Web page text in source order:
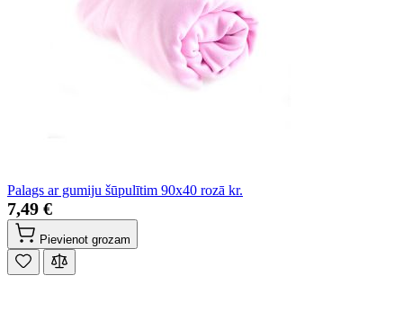
Palags ar gumiju šūpulītim 90x40 rozā kr.
7,49 €
Pievienot grozam